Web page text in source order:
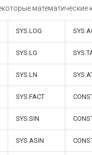
математические
SYS.LOG
SYS.LG
SYS.LN
SYS.FACT
SYS.SIN
SYS.ASIN